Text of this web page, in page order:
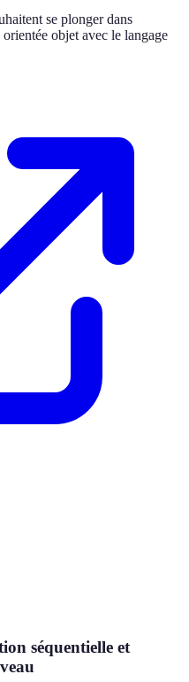
se plonger dans
objet avec le langage
séquentielle et